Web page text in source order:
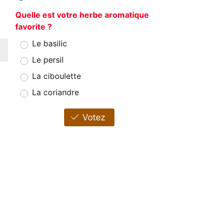
Quelle est votre herbe aromatique
favorite ?
Le basilic
Le persil
La ciboulette
La coriandre
Votez